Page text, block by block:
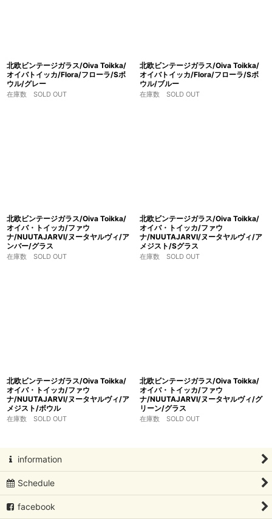
北欧ビンテージガラス/Oiva Toikka/
オイバトイッカ/Flora/フローラ/Sボ
ウル/グレー
在庫数 SOLD OUT
北欧ビンテージガラス/Oiva Toikka/
オイバトイッカ/Flora/フローラ/Sボ
ウル/ブルー
在庫数 SOLD OUT
北欧ビンテージガラス/Oiva Toikka/
オイバ・トイッカ/ファウ
ナ/NUUTAJARVI/ヌータヤルヴィ/ア
ンバー/グラス
在庫数 SOLD OUT
北欧ビンテージガラス/Oiva Toikka/
オイバ・トイッカ/ファウ
ナ/NUUTAJARVI/ヌータヤルヴィ/ア
メジスト/Sグラス
在庫数 SOLD OUT
北欧ビンテージガラス/Oiva Toikka/
オイバ・トイッカ/ファウ
ナ/NUUTAJARVI/ヌータヤルヴィ/ア
メジスト/ボウル
在庫数 SOLD OUT
北欧ビンテージガラス/Oiva Toikka/
オイバ・トイッカ/ファウ
ナ/NUUTAJARVI/ヌータヤルヴィ/グ
リーン/グラス
在庫数 SOLD OUT
information
Schedule
facebook